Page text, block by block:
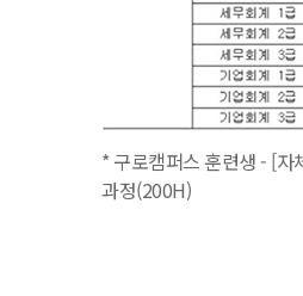
* 구로캠퍼스 훈련생 - [
과정(200H)